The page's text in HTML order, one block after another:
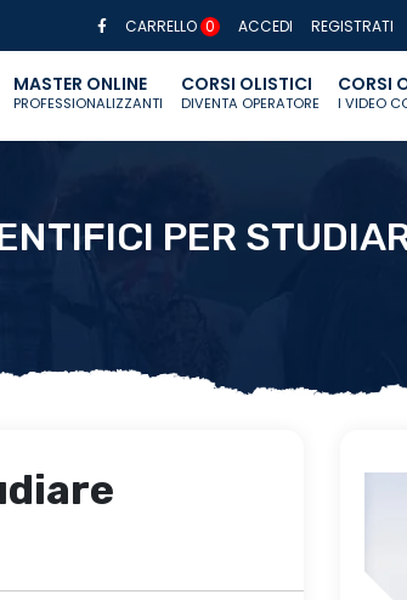
CARRELLO 0 ACCEDI REGISTRATI
MASTER ONLINE
PROFESSIONALIZZANTI
CORSI OLISTICI
DIVENTA OPERATORE
CORSI
I VIDEO
PER